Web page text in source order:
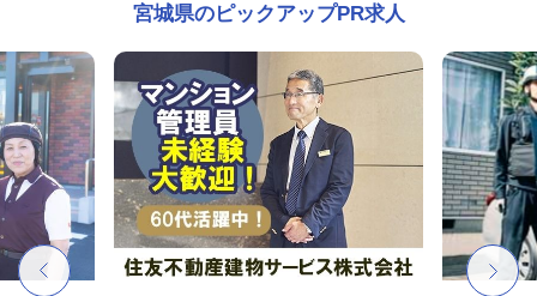
宮城県のピックアップPR求人